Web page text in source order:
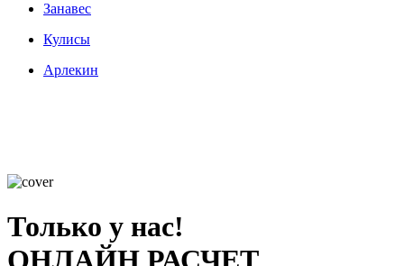
Занавес
Кулисы
Арлекин
Только у нас!
ОНЛАЙН РАСЧЕТ